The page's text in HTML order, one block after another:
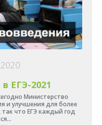
ЕГЭ-2021
Министерство
и улучшения для более
что ЕГЭ каждый год